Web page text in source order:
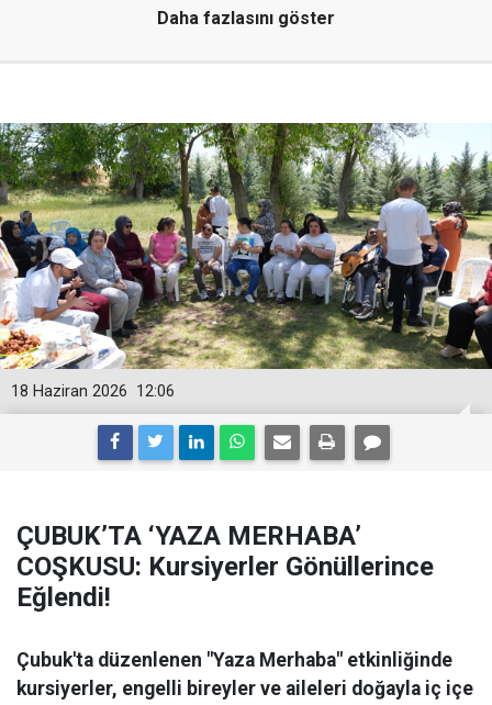
Daha fazlasını göster
12:06
18 Haziran 2026
ÇUBUK’TA ‘YAZA MERHABA’
COŞKUSU: Kursiyerler Gönüllerince
Eğlendi!
Çubuk'ta düzenlenen "Yaza Merhaba" etkinliğinde
kursiyerler, engelli bireyler ve aileleri doğayla iç içe